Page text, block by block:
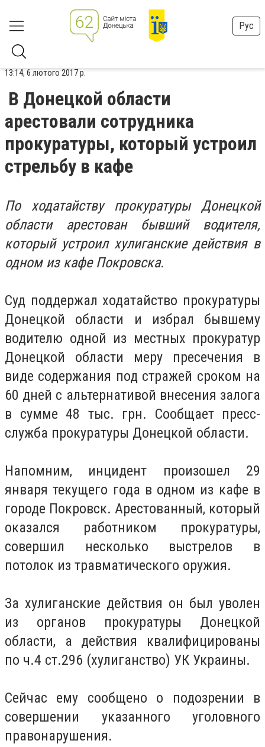
Рус
13:14, 6 лютого 2017 р.
В Донецкой области
арестовали сотрудника
прокуратуры, который устроил
стрельбу в кафе
По ходатайству прокуратуры Донецкой
области арестован бывший водителя,
который устроил хулиганские действия в
одном из кафе Покровска.
Суд поддержал ходатайство прокуратуры
Донецкой области и избрал бывшему
водителю одной из местных прокуратур
Донецкой области меру пресечения в
виде содержания под стражей сроком на
60 дней с альтернативой внесения залога
в сумме 48 тыс. грн. Сообщает пресс-
служба прокуратуры Донецкой области.
Напомним, инцидент произошел 29
января текущего года в одном из кафе в
городе Покровск. Арестованный, который
оказался работником прокуратуры,
совершил несколько выстрелов в
потолок из травматического оружия.
За хулиганские действия он был уволен
из органов прокуратуры Донецкой
области, а действия квалифицированы
по ч.4 ст.296 (хулиганство) УК Украины.
Сейчас ему сообщено о подозрении в
совершении указанного уголовного
правонарушения.